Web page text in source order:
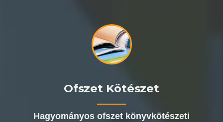
Ofszet Kötészet
Hagyományos ofszet könyvkötészeti